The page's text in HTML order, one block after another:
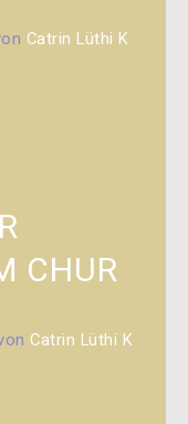
Catrin Lüthi K
CHUR
Catrin Lüthi K